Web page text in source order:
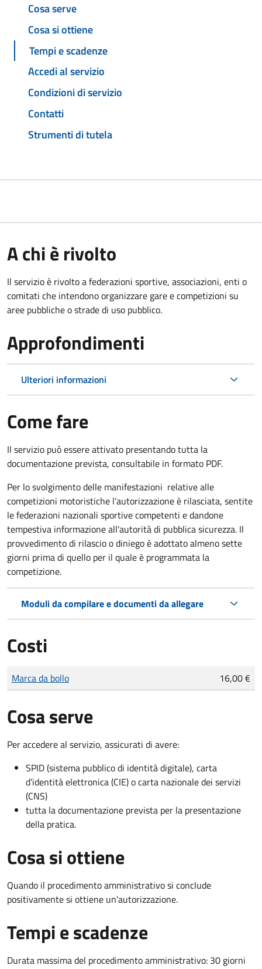
Cosa serve
Cosa si ottiene
Tempi e scadenze
Accedi al servizio
Condizioni di servizio
Contatti
Strumenti di tutela
A chi è rivolto
Il servizio è rivolto a federazioni sportive, associazioni, enti o
comitati che intendono organizzare gare e competizioni su
aree pubbliche o strade di uso pubblico.
Approfondimenti
Ulteriori informazioni
Come fare
Il servizio può essere attivato presentando tutta la
documentazione prevista, consultabile in formato PDF.
Per lo svolgimento delle manifestazioni relative alle
competizioni motoristiche l'autorizzazione è rilasciata, sentite
le federazioni nazionali sportive competenti e dandone
tempestiva informazione all'autorità di pubblica sicurezza. Il
provvedimento di rilascio o diniego è adottato almeno sette
giorni prima di quello per il quale è programmata la
competizione.
Moduli da compilare e documenti da allegare
Costi
Tipo di pagamento
Importo
Marca da bollo 16,00 €
Cosa serve
Per accedere al servizio, assicurati di avere:
SPID (sistema pubblico di identità digitale), carta
d’identità elettronica (CIE) o carta nazionale dei servizi
(CNS)
tutta la documentazione prevista per la presentazione
della pratica.
Cosa si ottiene
Quando il procedimento amministrativo si conclude
positivamente si ottiene un'autorizzazione.
Tempi e scadenze
Durata massima del procedimento amministrativo: 30 giorni